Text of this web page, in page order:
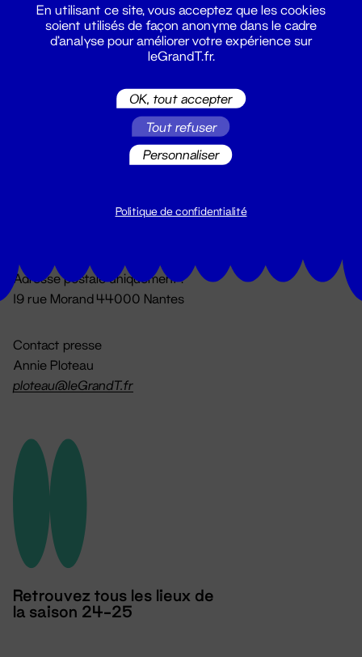
Du lundi au vendredi 14h → 18h
Adresse postale uniquement :
19 rue Morand 44000 Nantes
Contact presse
Annie Ploteau
ploteau@leGrandT.fr
Retrouvez tous les lieux de
la saison 24-25
En utilisant ce site, vous acceptez que les cookies
soient utilisés de façon anonyme dans le cadre
d'analyse pour améliorer votre expérience sur
leGrandT.fr.
OK, tout accepter
Tout refuser
Personnaliser
Politique de confidentialité